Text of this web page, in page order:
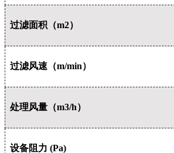
过滤面积（m2）
过滤风速（m/min）
处理风量（m3/h）
设备阻力 (Pa)